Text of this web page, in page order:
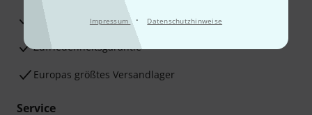
Impressum · Datenschutzhinweise
Beratung durch Fachexperten
Zufriedenheitsgarantie
Europas größtes Versandlager
Service